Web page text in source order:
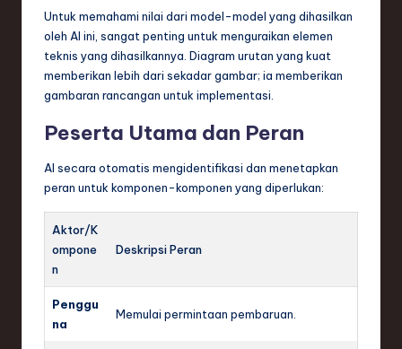
Untuk memahami nilai dari model-model yang dihasilkan
oleh AI ini, sangat penting untuk menguraikan elemen
teknis yang dihasilkannya. Diagram urutan yang kuat
memberikan lebih dari sekadar gambar; ia memberikan
gambaran rancangan untuk implementasi.
Peserta Utama dan Peran
AI secara otomatis mengidentifikasi dan menetapkan
peran untuk komponen-komponen yang diperlukan:
Aktor/K
ompone
n
Deskripsi Peran
Penggu
na
Memulai permintaan pembaruan.